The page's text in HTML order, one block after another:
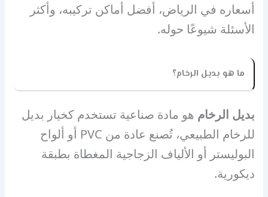
أسعاره في الرياض، أفضل أماكن تركيبه، وأكثر
الأسئلة شيوعًا حوله.
ما هو بديل الرخام؟
بديل الرخام هو مادة صناعية تستخدم كخيار بديل
للرخام الطبيعي، تُصنع عادة من PVC أو ألواح
البوليستر أو الألياف الزجاجية المغطاة بطبقة
ديكورية.